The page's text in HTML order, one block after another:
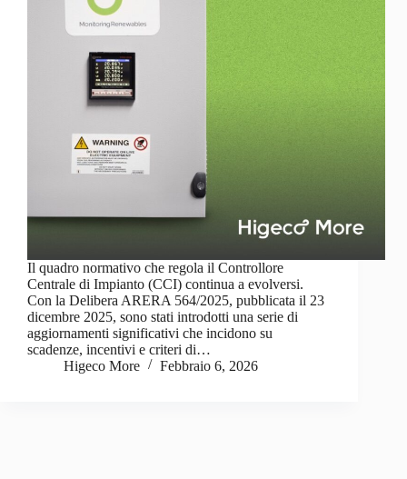
Il quadro normativo che regola il Controllore
Centrale di Impianto (CCI) continua a evolversi.
Con la Delibera ARERA 564/2025, pubblicata il 23
dicembre 2025, sono stati introdotti una serie di
aggiornamenti significativi che incidono su
scadenze, incentivi e criteri di…
Higeco More
Febbraio 6, 2026